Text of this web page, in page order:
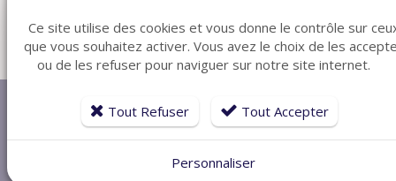
Ce site utilise des cookies et vous donne le contrôle sur
que vous souhaitez activer. Vous avez le choix de les
ou de les refuser pour naviguer sur notre site internet.
Tout Refuser Tout Accepter
Personnaliser